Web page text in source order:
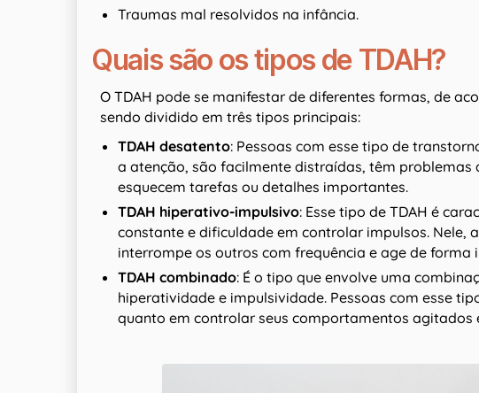
Traumas mal resolvidos na infância.
Quais são os tipos de TDAH?
O TDAH pode se manifestar de diferentes formas, de
sendo dividido em três tipos principais:
TDAH desatento: Pessoas com esse tipo de
a atenção, são facilmente distraídas, têm problemas
esquecem tarefas ou detalhes importantes.
TDAH hiperativo-impulsivo: Esse tipo de TDAH é
constante e dificuldade em controlar impulsos. Nele,
interrompe os outros com frequência e age de forma
TDAH combinado: É o tipo que envolve uma
hiperatividade e impulsividade. Pessoas com esse
quanto em controlar seus comportamentos agitados